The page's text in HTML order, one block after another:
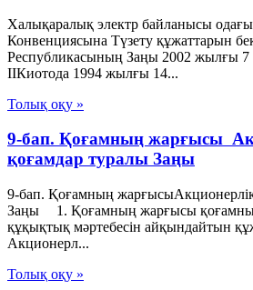
Халықаралық электр байланысы
Конвенциясына Түзету құжаттарын
Республикасының Заңы 2002 жылғы 7
ІІКиотода 1994 жылғы 14...
Толық оқу »
9-бап. Қоғамның жарғысы
қоғамдар туралы Заңы
9-бап. Қоғамның
Заңы 1. Қоғамның жарғысы қоғамның
құқықтық мәртебесін айқындайтын
Акционерл...
Толық оқу »